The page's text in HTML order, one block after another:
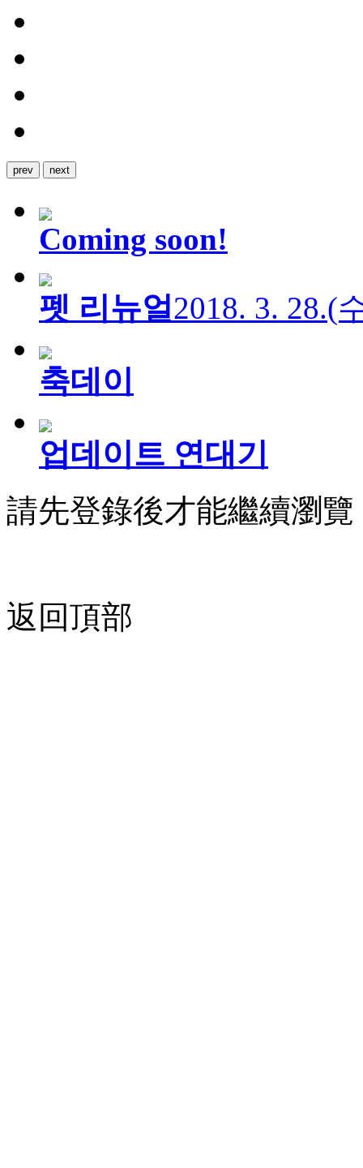
prev next
Coming soon!
펫 리뉴얼2018. 3. 28.(
축데이
업데이트 연대기
請先登錄後才能繼續瀏覽
返回頂部